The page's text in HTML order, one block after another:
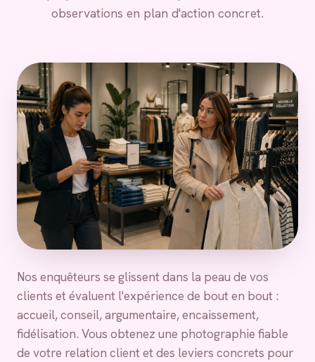
observations en plan d'action concret.
Nos enquêteurs se glissent dans la peau de vos
clients et évaluent l'expérience de bout en bout :
accueil, conseil, argumentaire, encaissement,
fidélisation. Vous obtenez une photographie fiable
de votre relation client et des leviers concrets pour